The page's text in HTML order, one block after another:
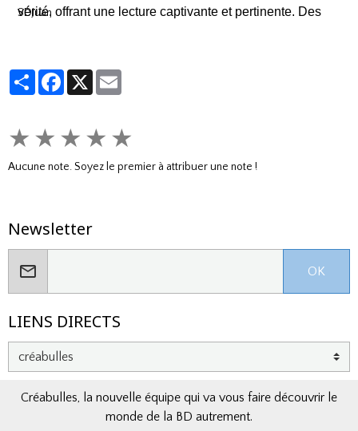
vérité, offrant une lecture captivante et pertinente. Des
bienvenue dans la tension ambiante.
SDJuan
PartagerFacebook
X
★ ★ ★ ★ ★
Aucune note. Soyez le premier à attribuer une note !
Newsletter
OK
LIENS DIRECTS
Créabulles, la nouvelle équipe qui va vous faire découvrir le
monde de la BD autrement.